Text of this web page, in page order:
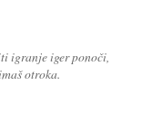
igranje iger ponoči,
otroka.